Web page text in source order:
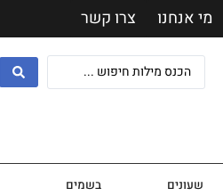
מי אנחנו צרו קשר
שעונים בשמים